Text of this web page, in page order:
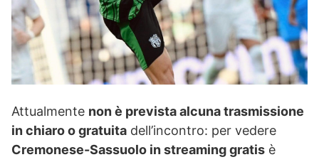
Attualmente non è prevista alcuna trasmissione
in chiaro o gratuita dell’incontro: per vedere
Cremonese-Sassuolo in streaming gratis è